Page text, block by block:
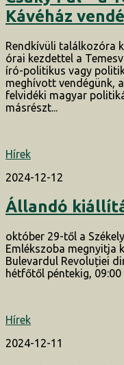
Kávéház
Rendkívüli találkozóra
órai kezdettel a
író-politikus vagy
meghívott vendégünk,
felvidéki magyar
másrészt...
Hírek
2024-12-12
Állandó
október 29-től a
Emlékszoba megnyitja
Bulevardul Revoluției
hétfőtől péntekig,
Hírek
2024-12-11